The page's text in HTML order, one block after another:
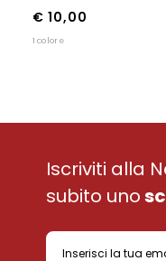
€ 10,00
1 colore
Iscriviti alla
subito uno